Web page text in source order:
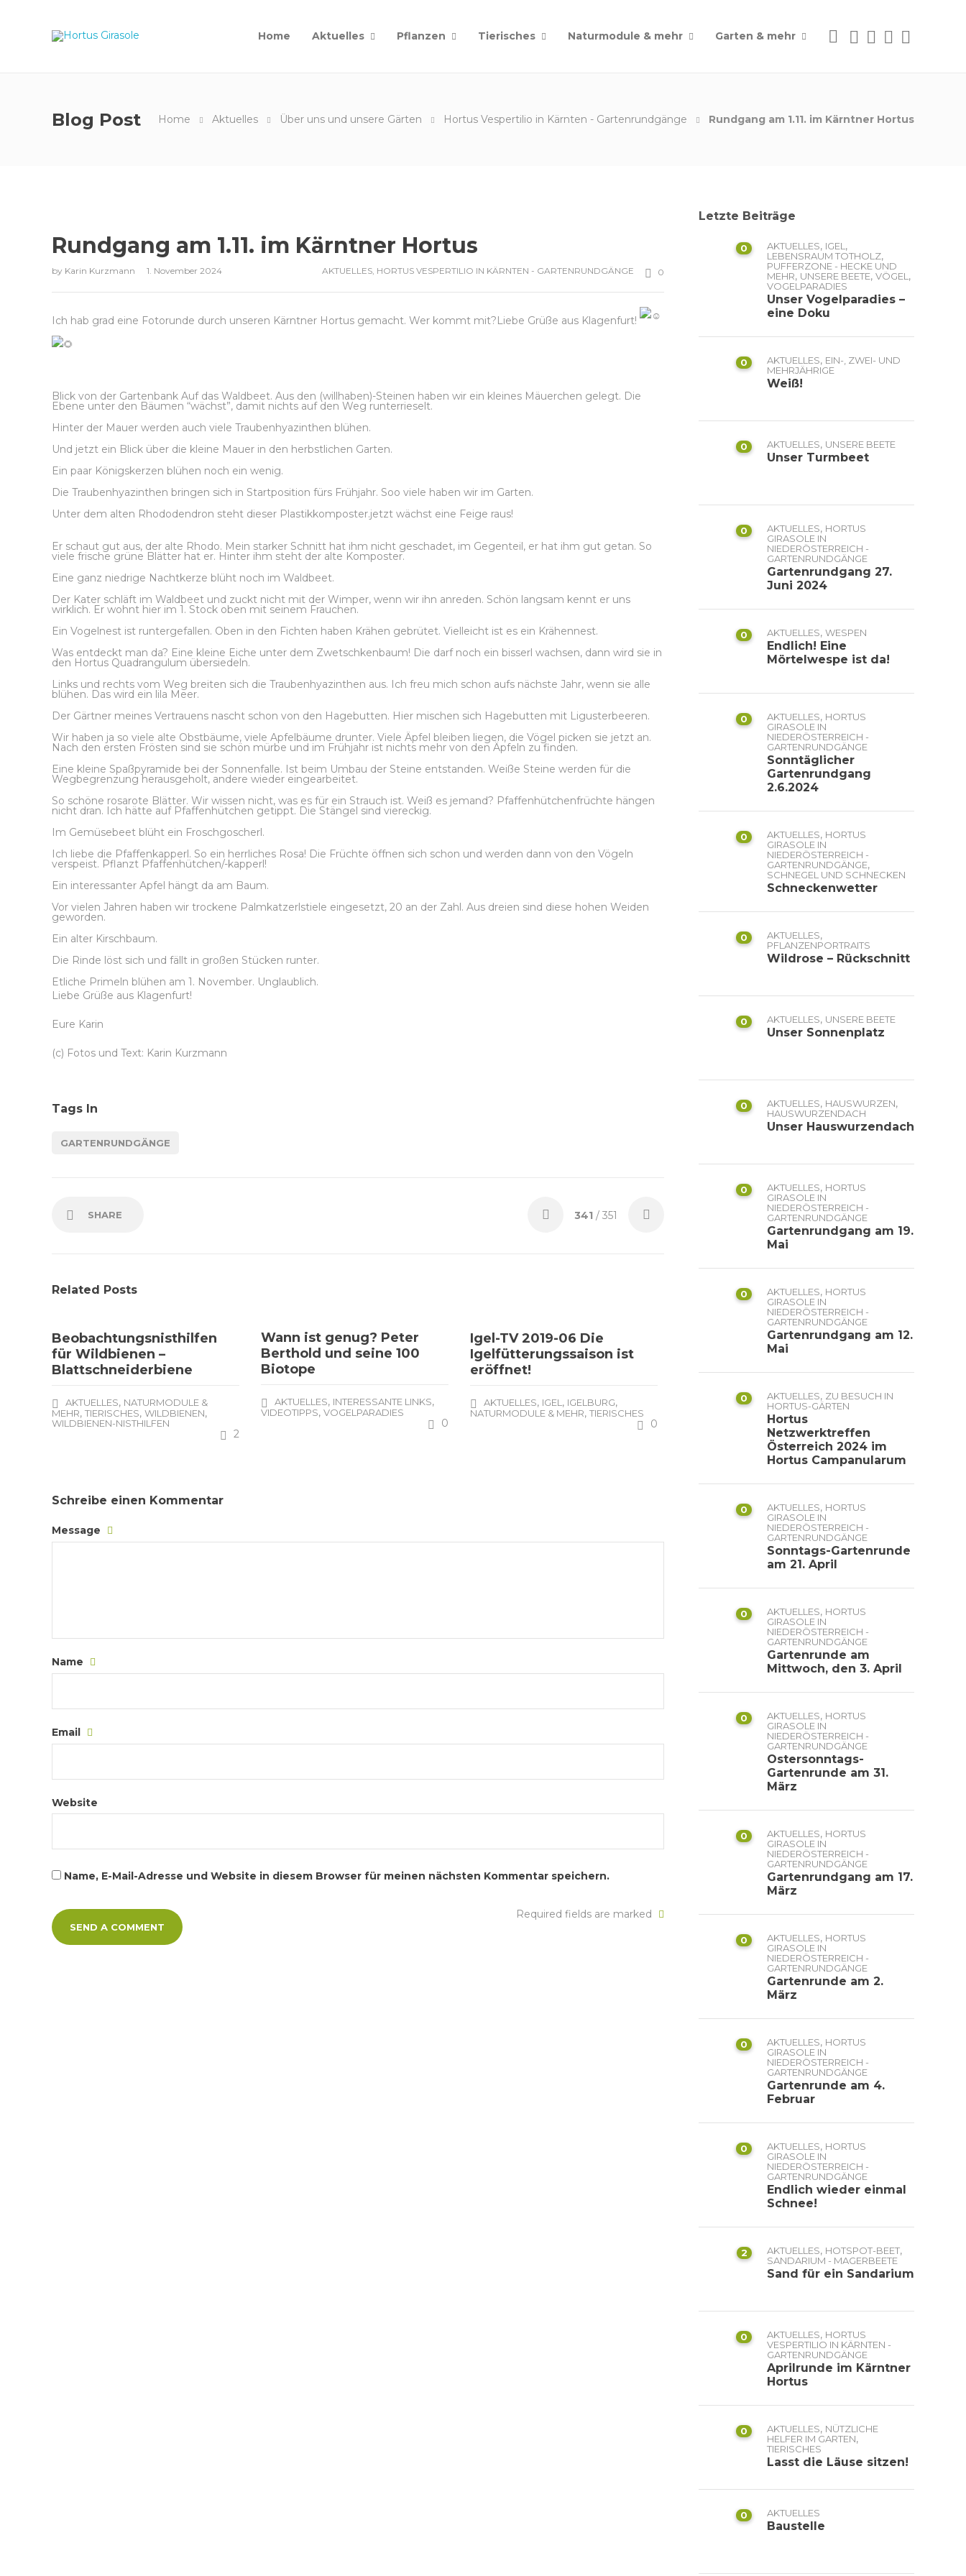
Home Aktuelles Pflanzen Tierisches Naturmodule & mehr Garten & mehr
Blog Post Home Aktuelles Über uns und unsere Gärten Hortus Vespertilio in Kärnten - Gartenrundgänge Rundgang am 1.11. im Kärntner Hortus
Rundgang am 1.11. im Kärntner Hortus
by Karin Kurzmann 1. November 2024 AKTUELLES, HORTUS VESPERTILIO IN KÄRNTEN - GARTENRUNDGÄNGE 0
Ich hab grad eine Fotorunde durch unseren Kärntner Hortus gemacht. Wer kommt mit?Liebe Grüße aus Klagenfurt!
Blick von der Gartenbank Auf das Waldbeet. Aus den (willhaben)-Steinen haben wir ein kleines Mäuerchen gelegt. Die
Ebene unter den Bäumen “wächst”, damit nichts auf den Weg runterrieselt.
Hinter der Mauer werden auch viele Traubenhyazinthen blühen.
Und jetzt ein Blick über die kleine Mauer in den herbstlichen Garten.
Ein paar Königskerzen blühen noch ein wenig.
Die Traubenhyazinthen bringen sich in Startposition fürs Frühjahr. Soo viele haben wir im Garten.
Unter dem alten Rhododendron steht dieser Plastikkomposter.jetzt wächst eine Feige raus!
Er schaut gut aus, der alte Rhodo. Mein starker Schnitt hat ihm nicht geschadet, im Gegenteil, er hat ihm gut getan. So
viele frische grüne Blätter hat er. Hinter ihm steht der alte Komposter.
Eine ganz niedrige Nachtkerze blüht noch im Waldbeet.
Der Kater schläft im Waldbeet und zuckt nicht mit der Wimper, wenn wir ihn anreden. Schön langsam kennt er uns
wirklich. Er wohnt hier im 1. Stock oben mit seinem Frauchen.
Ein Vogelnest ist runtergefallen. Oben in den Fichten haben Krähen gebrütet. Vielleicht ist es ein Krähennest.
Was entdeckt man da? Eine kleine Eiche unter dem Zwetschkenbaum! Die darf noch ein bisserl wachsen, dann wird sie in
den Hortus Quadrangulum übersiedeln.
Links und rechts vom Weg breiten sich die Traubenhyazinthen aus. Ich freu mich schon aufs nächste Jahr, wenn sie alle
blühen. Das wird ein lila Meer.
Der Gärtner meines Vertrauens nascht schon von den Hagebutten. Hier mischen sich Hagebutten mit Ligusterbeeren.
Wir haben ja so viele alte Obstbäume, viele Apfelbäume drunter. Viele Äpfel bleiben liegen, die Vögel picken sie jetzt an.
Nach den ersten Frösten sind sie schön mürbe und im Frühjahr ist nichts mehr von den Äpfeln zu finden.
Eine kleine Spaßpyramide bei der Sonnenfalle. Ist beim Umbau der Steine entstanden. Weiße Steine werden für die
Wegbegrenzung herausgeholt, andere wieder eingearbeitet.
So schöne rosarote Blätter. Wir wissen nicht, was es für ein Strauch ist. Weiß es jemand? Pfaffenhütchenfrüchte hängen
nicht dran. Ich hätte auf Pfaffenhütchen getippt. Die Stängel sind viereckig.
Im Gemüsebeet blüht ein Froschgoscherl.
Ich liebe die Pfaffenkapperl. So ein herrliches Rosa! Die Früchte öffnen sich schon und werden dann von den Vögeln
verspeist. Pflanzt Pfaffenhütchen/-kapperl!
Ein interessanter Apfel hängt da am Baum.
Vor vielen Jahren haben wir trockene Palmkatzerlstiele eingesetzt, 20 an der Zahl. Aus dreien sind diese hohen Weiden
geworden.
Ein alter Kirschbaum.
Die Rinde löst sich und fällt in großen Stücken runter.
Etliche Primeln blühen am 1. November. Unglaublich.
Liebe Grüße aus Klagenfurt!
Eure Karin
(c) Fotos und Text: Karin Kurzmann
Tags In
GARTENRUNDGÄNGE
SHARE 341 / 351
Related Posts
Beobachtungsnisthilfen
für Wildbienen –
Blattschneiderbiene
AKTUELLES, NATURMODULE &
MEHR, TIERISCHES, WILDBIENEN,
WILDBIENEN-NISTHILFEN
2
Wann ist genug? Peter
Berthold und seine 100
Biotope
AKTUELLES, INTERESSANTE LINKS,
VIDEOTIPPS,VOGELPARADIES
0
Igel-TV 2019-06 Die
Igelfütterungssaison ist
eröffnet!
AKTUELLES, IGEL , IGELBURG,
NATURMODULE & MEHR,TIERISCHES
0
Schreibe einen Kommentar
Message
Name
Email
Website
Name, E-Mail-Adresse und Website in diesem Browser für meinen nächsten Kommentar speichern.
Required fields are marked
Letzte Beiträge
0 AKTUELLES, IGEL ,
LEBENSRAUM TOTHOLZ,
PUFFERZONE - HECKE UND
MEHR, UNSERE BEETE, VÖGEL ,
VOGELPARADIES
Unser Vogelparadies –
eine Doku
0 AKTUELLES, EIN-, ZWEI- UND
MEHRJÄHRIGE
Weiß!
0 AKTUELLES, UNSERE BEETE
Unser Turmbeet
0 AKTUELLES, HORTUS
GIRASOLE IN
NIEDERÖSTERREICH -
GARTENRUNDGÄNGE
Gartenrundgang 27.
Juni 2024
0 AKTUELLES, WESPEN
Endlich! Eine
Mörtelwespe ist da!
0 AKTUELLES, HORTUS
GIRASOLE IN
NIEDERÖSTERREICH -
GARTENRUNDGÄNGE
Sonntäglicher
Gartenrundgang
2.6.2024
0 AKTUELLES, HORTUS
GIRASOLE IN
NIEDERÖSTERREICH -
GARTENRUNDGÄNGE,
SCHNEGEL UND SCHNECKEN
Schneckenwetter
0 AKTUELLES,
PFLANZENPORTRAITS
Wildrose – Rückschnitt
0 AKTUELLES, UNSERE BEETE
Unser Sonnenplatz
0 AKTUELLES, HAUSWURZEN,
HAUSWURZENDACH
Unser Hauswurzendach
0 AKTUELLES, HORTUS
GIRASOLE IN
NIEDERÖSTERREICH -
GARTENRUNDGÄNGE
Gartenrundgang am 19.
Mai
0 AKTUELLES, HORTUS
GIRASOLE IN
NIEDERÖSTERREICH -
GARTENRUNDGÄNGE
Gartenrundgang am 12.
Mai
0 AKTUELLES, ZU BESUCH IN
HORTUS-GÄRTEN
Hortus
Netzwerktreffen
Österreich 2024 im
Hortus Campanularum
0 AKTUELLES, HORTUS
GIRASOLE IN
NIEDERÖSTERREICH -
GARTENRUNDGÄNGE
Sonntags-Gartenrunde
am 21. April
0 AKTUELLES, HORTUS
GIRASOLE IN
NIEDERÖSTERREICH -
GARTENRUNDGÄNGE
Gartenrunde am
Mittwoch, den 3. April
0 AKTUELLES, HORTUS
GIRASOLE IN
NIEDERÖSTERREICH -
GARTENRUNDGÄNGE
Ostersonntags-
Gartenrunde am 31.
März
0 AKTUELLES, HORTUS
GIRASOLE IN
NIEDERÖSTERREICH -
GARTENRUNDGÄNGE
Gartenrundgang am 17.
März
0 AKTUELLES, HORTUS
GIRASOLE IN
NIEDERÖSTERREICH -
GARTENRUNDGÄNGE
Gartenrunde am 2.
März
0 AKTUELLES, HORTUS
GIRASOLE IN
NIEDERÖSTERREICH -
GARTENRUNDGÄNGE
Gartenrunde am 4.
Februar
0 AKTUELLES, HORTUS
GIRASOLE IN
NIEDERÖSTERREICH -
GARTENRUNDGÄNGE
Endlich wieder einmal
Schnee!
2 AKTUELLES, HOTSPOT-BEET,
SANDARIUM - MAGERBEETE
Sand für ein Sandarium
0 AKTUELLES, HORTUS
VESPERTILIO IN KÄRNTEN -
GARTENRUNDGÄNGE
Aprilrunde im Kärntner
Hortus
0 AKTUELLES, NÜTZLICHE
HELFER IM GARTEN,
TIERISCHES
Lasst die Läuse sitzen!
0 AKTUELLES
Baustelle